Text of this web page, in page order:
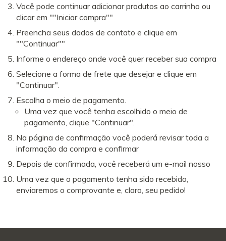
Você pode continuar adicionar produtos ao carrinho ou
clicar em ""Iniciar compra""
Preencha seus dados de contato e clique em
""Continuar""
Informe o endereço onde você quer receber sua compra
Selecione a forma de frete que desejar e clique em
"Continuar".
Escolha o meio de pagamento.
Uma vez que você tenha escolhido o meio de
pagamento, clique "Continuar".
Na página de confirmação você poderá revisar toda a
informação da compra e confirmar
Depois de confirmada, você receberá um e-mail nosso
Uma vez que o pagamento tenha sido recebido,
enviaremos o comprovante e, claro, seu pedido!